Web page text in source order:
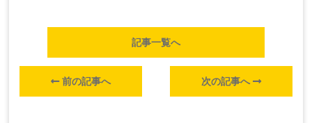
前の記事へ
記事一覧へ
次の記事へ